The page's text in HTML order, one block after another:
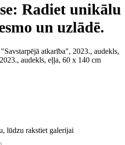
Radiet unikālu
un uzlādē.
atkarība", 2023., audekls,
audekls, eļļa, 60 x 140 cm
lūdzu rakstiet galerijai